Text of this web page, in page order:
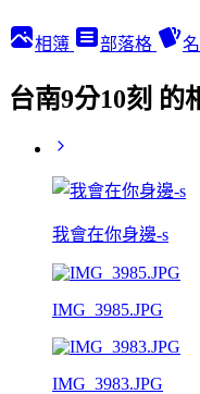
相簿 部落格
台南9分10刻 的
我會在你身邊-s
IMG_3985.JPG
IMG_3983.JPG